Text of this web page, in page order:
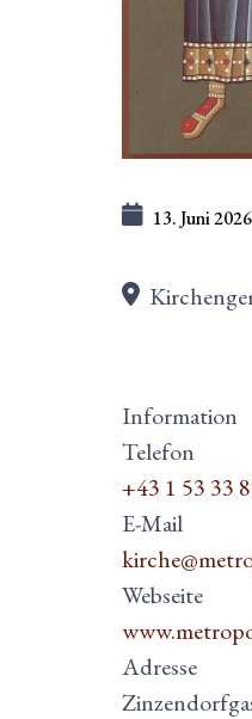
13. Juni 2026
Information
Telefon
+43 1 53 33
E-Mail
Webseite
Adresse